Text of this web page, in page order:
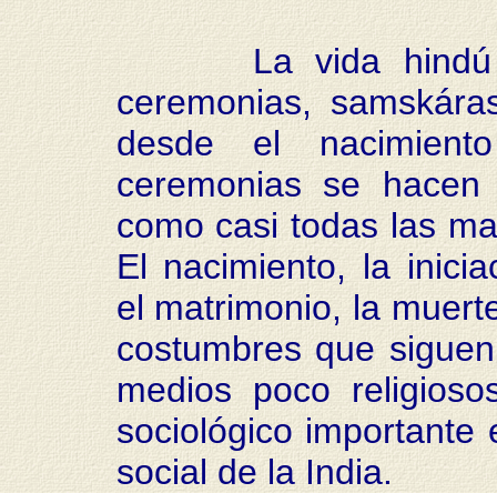
La vida hindú
ceremonias,
desde el
ceremonias se
como casi todas las
El nacimiento, la
el matrimonio, la
costumbres que
medios poco
sociológico
social de la India.